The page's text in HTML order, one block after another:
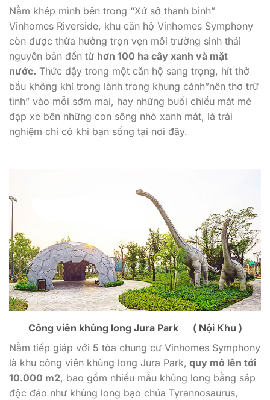
Nằm khép mình bên trong “Xứ sở thanh bình”
Vinhomes Riverside, khu căn hộ Vinhomes Symphony
còn được thừa hưởng trọn vẹn môi trường sinh thái
nguyên bản đến từ hơn 100 ha cây xanh và mặt
nước. Thức dậy trong một căn hộ sang trọng, hít thở
bầu không khí trong lành trong khung cảnh”nên thơ trữ
tình” vào mỗi sớm mai, hay những buổi chiều mát mẻ
đạp xe bên những con sông nhỏ xanh mát, là trải
nghiệm chỉ có khi bạn sống tại nơi đây.
Công viên khủng long Jura Park ( Nội Khu )
Nằm tiếp giáp với 5 tòa chung cư Vinhomes Symphony
là khu công viên khủng long Jura Park, quy mô lên tới
10.000 m2, bao gồm nhiều mẫu khủng long bằng sáp
độc đáo như khủng long bạo chúa Tyrannosaurus,